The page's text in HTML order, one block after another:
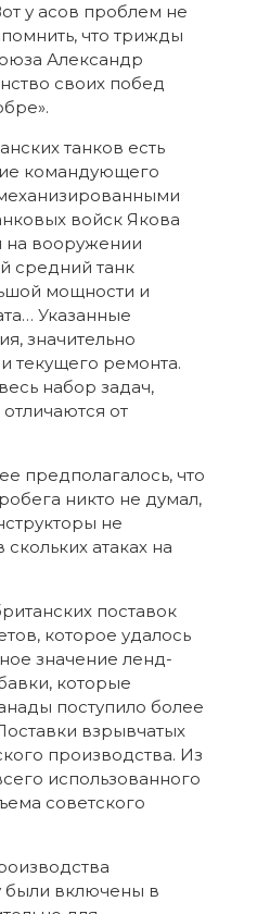
у асов проблем не
что трижды
Александр
своих побед
танков есть
командующего
войск Якова
на вооружении
средний танк
мощности и
Указанные
значительно
текущего ремонта.
набор задач,
от
предполагалось, что
никто не думал,
не
атаках на
поставок
которое удалось
значение ленд-
которые
поступило более
взрывчатых
производства. Из
использованного
советского
были включены в